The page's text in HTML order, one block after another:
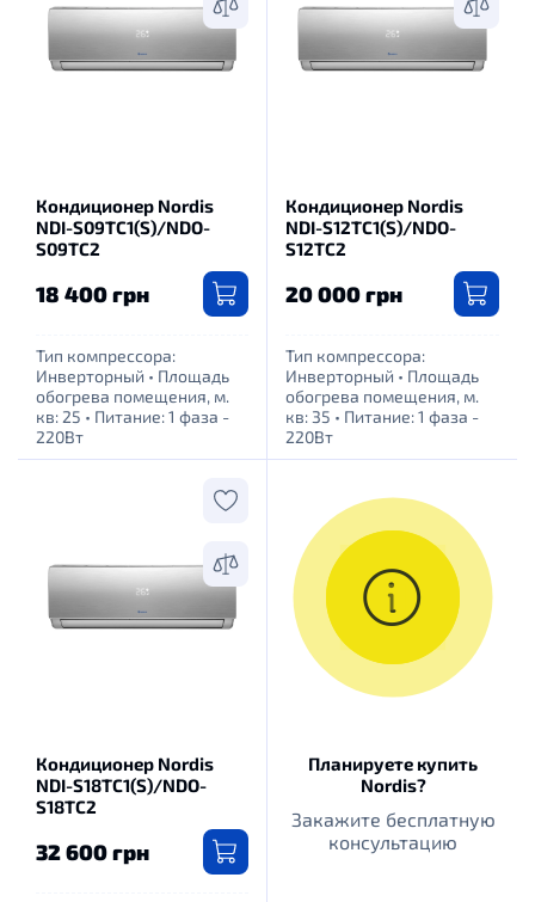
Кондиционер Nordis
NDI-S09TC1(S)/NDO-
S09TC2
18 400 грн
Тип компрессора:
Инверторный • Площадь
обогрева помещения, м.
кв: 25 • Питание: 1 фаза -
220Вт
Кондиционер Nordis
NDI-S12TC1(S)/NDO-
S12TC2
20 000 грн
Тип компрессора:
Инверторный • Площадь
обогрева помещения, м.
кв: 35 • Питание: 1 фаза -
220Вт
Кондиционер Nordis
NDI-S18TC1(S)/NDO-
S18TC2
32 600 грн
Планируете купить
Nordis?
Закажите бесплатную
консультацию